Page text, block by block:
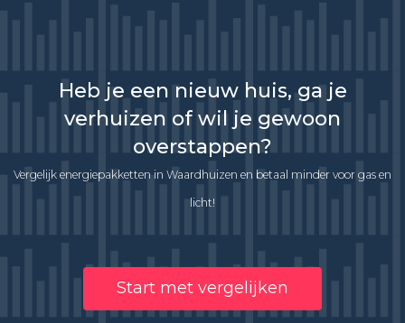
Heb je een nieuw huis, ga je
verhuizen of wil je gewoon
overstappen?
Vergelijk energiepakketten in Waardhuizen en betaal minder voor gas en
licht!
Start met vergelijken